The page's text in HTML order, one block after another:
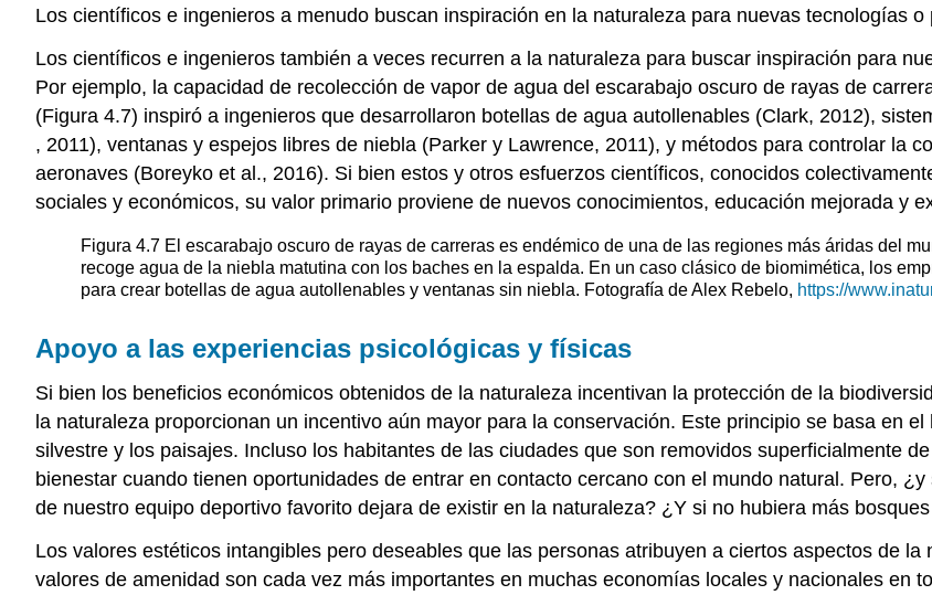
Los científicos e ingenieros a menudo buscan inspiración en la naturaleza para nuevas tecnologías
Los científicos e ingenieros también a veces recurren a la naturaleza para buscar inspiración para
Por ejemplo, la capacidad de recolección de vapor de agua del escarabajo oscuro de rayas de
(Figura 4.7) inspiró a ingenieros que desarrollaron botellas de agua autollenables (Clark, 2012),
, 2011), ventanas y espejos libres de niebla (Parker y Lawrence, 2011), y métodos para controlar la
aeronaves (Boreyko et al., 2016). Si bien estos y otros esfuerzos científicos, conocidos
sociales y económicos, su valor primario proviene de nuevos conocimientos, educación mejorada y
Figura 4.7 El escarabajo oscuro de rayas de carreras es endémico de una de las regiones más áridas del
recoge agua de la niebla matutina con los baches en la espalda. En un caso clásico de biomimética, los
para crear botellas de agua autollenables y ventanas sin niebla. Fotografía de Alex Rebelo, https://
Apoyo a las experiencias psicológicas y físicas
Si bien los beneficios económicos obtenidos de la naturaleza incentivan la protección de la
la naturaleza proporcionan un incentivo aún mayor para la conservación. Este principio se basa en
silvestre y los paisajes. Incluso los habitantes de las ciudades que son removidos superficialmente
bienestar cuando tienen oportunidades de entrar en contacto cercano con el mundo natural. Pero,
de nuestro equipo deportivo favorito dejara de existir en la naturaleza? ¿Y si no hubiera más
Los valores estéticos intangibles pero deseables que las personas atribuyen a ciertos aspectos de la
valores de amenidad son cada vez más importantes en muchas economías locales y nacionales en